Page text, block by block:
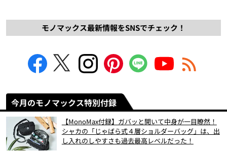
モノマックス最新情報をSNSでチェック！
今月のモノマックス特別付録
【MonoMax付録】ガバッと開いて中身が一目瞭然！
シャカの「じゃばら式４層ショルダーバッグ」は、出
し入れのしやすさも過去最高レベルだった！